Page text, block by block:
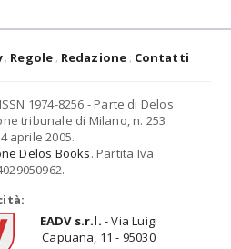
Regole Redazione Contatti
1974-8256 - Parte di Delos
tribunale di Milano, n. 253
aprile 2005.
Delos Books. Partita Iva
EADV s.r.l. - Via Luigi
Capuana, 11 - 95030